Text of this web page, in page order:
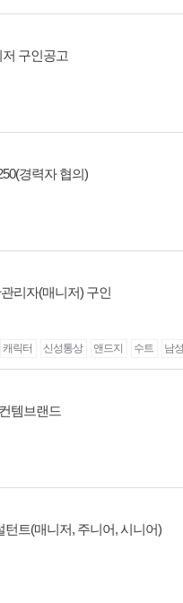
구인공고
경력자 협의)
리자(매니저) 구인
캐릭터 신성통상 앤드지 수트 남
템브랜드
트(매니저, 주니어, 시니어)